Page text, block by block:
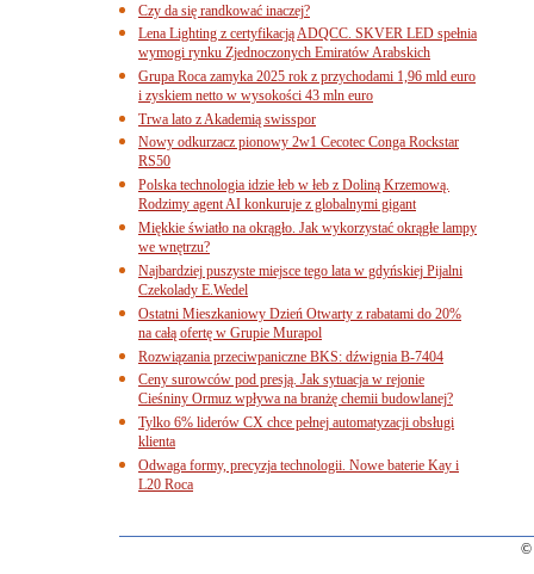
Czy da się randkować inaczej?
Lena Lighting z certyfikacją ADQCC. SKVER LED spełnia
wymogi rynku Zjednoczonych Emiratów Arabskich
Grupa Roca zamyka 2025 rok z przychodami 1,96 mld euro
i zyskiem netto w wysokości 43 mln euro
Trwa lato z Akademią swisspor
Nowy odkurzacz pionowy 2w1 Cecotec Conga Rockstar
RS50
Polska technologia idzie łeb w łeb z Doliną Krzemową.
Rodzimy agent AI konkuruje z globalnymi gigant
Miękkie światło na okrągło. Jak wykorzystać okrągłe lampy
we wnętrzu?
Najbardziej puszyste miejsce tego lata w gdyńskiej Pijalni
Czekolady E.Wedel
Ostatni Mieszkaniowy Dzień Otwarty z rabatami do 20%
na całą ofertę w Grupie Murapol
Rozwiązania przeciwpaniczne BKS: dźwignia B-7404
Ceny surowców pod presją. Jak sytuacja w rejonie
Cieśniny Ormuz wpływa na branżę chemii budowlanej?
Tylko 6% liderów CX chce pełnej automatyzacji obsługi
klienta
Odwaga formy, precyzja technologii. Nowe baterie Kay i
L20 Roca
©